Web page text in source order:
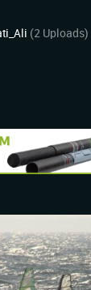
(2 Uploads)